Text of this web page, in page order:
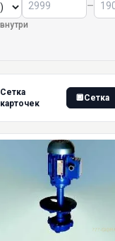
–
Сетка
карточек
🔲Сетка